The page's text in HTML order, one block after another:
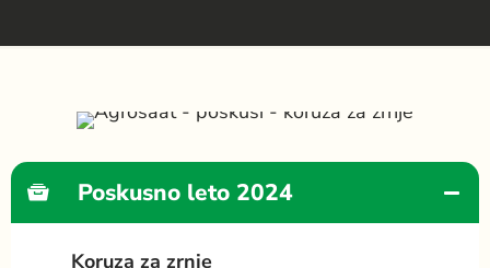
POSKUSI
Poskusno leto 2024
Koruza za zrnje